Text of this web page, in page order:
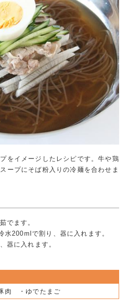
をイメージしたレシピです。牛や鶏
ープにそば粉入りの冷麺を合わせま
でます。
水200mlで割り、器に入れます。
器に入れます。
肉 ・ゆでたまご